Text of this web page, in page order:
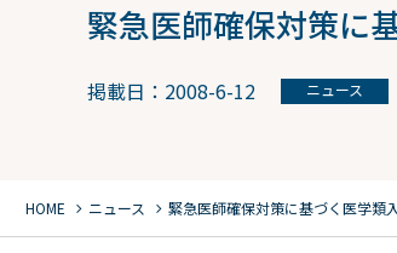
緊急医師確保対策に
掲載日：2008-6-12 ニュース
HOME chevron_right ニュース chevron_right 緊急医師確保対策に基づく医学類